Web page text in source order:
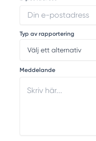
Typ av rapportering
Meddelande